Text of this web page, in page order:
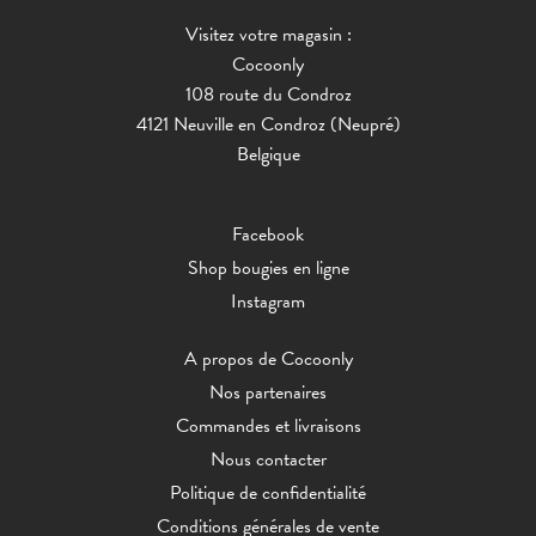
Visitez votre magasin :
Cocoonly
108 route du Condroz
4121 Neuville en Condroz (Neupré)
Belgique
Facebook
Shop bougies en ligne
Instagram
A propos de Cocoonly
Nos partenaires
Commandes et livraisons
Nous contacter
Politique de confidentialité
Conditions générales de vente